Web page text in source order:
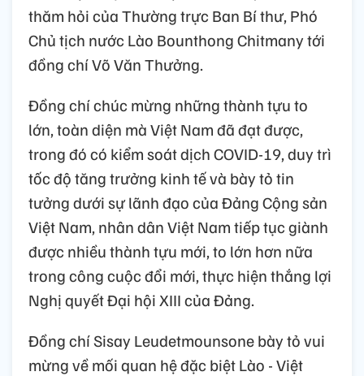
thăm hỏi của Thường trực Ban Bí thư, Phó
Chủ tịch nước Lào Bounthong Chitmany tới
đồng chí Võ Văn Thưởng.
Đồng chí chúc mừng những thành tựu to
lớn, toàn diện mà Việt Nam đã đạt được,
trong đó có kiểm soát dịch COVID-19, duy trì
tốc độ tăng trưởng kinh tế và bày tỏ tin
tưởng dưới sự lãnh đạo của Đảng Cộng sản
Việt Nam, nhân dân Việt Nam tiếp tục giành
được nhiều thành tựu mới, to lớn hơn nữa
trong công cuộc đổi mới, thực hiện thắng lợi
Nghị quyết Đại hội XIII của Đảng.
Đồng chí Sisay Leudetmounsone bày tỏ vui
mừng về mối quan hệ đặc biệt Lào - Việt